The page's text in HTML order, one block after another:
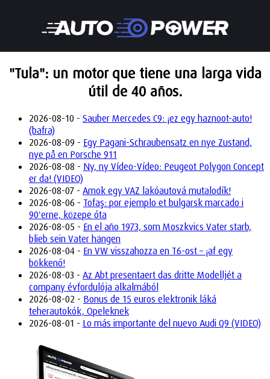
"Tula": un motor que tiene una larga vida
útil de 40 años.
2026-08-10 - Sauber Mercedes C9: ¡ez egy haznoot-auto!
(bafra)
2026-08-09 - Egy Pagani-Schraubensatz en nye Zustand,
nye på en Porsche 911
2026-08-08 - Ny, ny Vídeo-Vídeo: Peugeot Polygon Concept
er da! (VIDEO)
2026-08-07 - Amok egy VAZ lakóautová mutalodík!
2026-08-06 - Tofaş: por ejemplo et bulgarsk marcado i
90'erne, közepe óta
2026-08-05 - En el año 1973, som Moszkvics Vater starb,
blieb sein Vater hängen
2026-08-04 - En VW visszahozza en T6-ost – ¡af egy
bökkenő!
2026-08-03 - Az Abt presentaert das dritte Modelljét a
company évfordulója alkalmából
2026-08-02 - Bonus de 15 euros elektronik láká
teherautokók, Opeleknek
2026-08-01 - Lo más importante del nuevo Audi Q9 (VIDEO)